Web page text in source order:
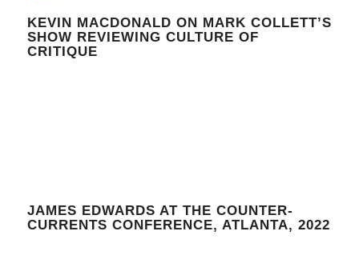
KEVIN MACDONALD ON MARK COLLETT’S
SHOW REVIEWING CULTURE OF
CRITIQUE
JAMES EDWARDS AT THE COUNTER-
CURRENTS CONFERENCE, ATLANTA, 2022